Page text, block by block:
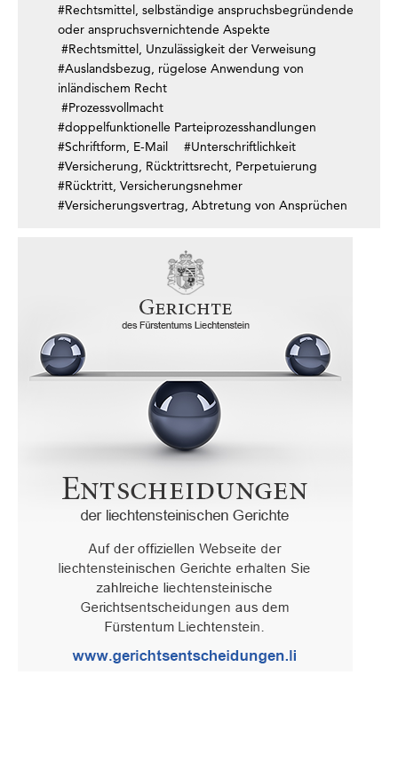
#Rechtsmittel, selbständige anspruchsbegründende
oder anspruchsvernichtende Aspekte
#Rechtsmittel, Unzulässigkeit der Verweisung
#Auslandsbezug, rügelose Anwendung von
inländischem Recht
#Prozessvollmacht
#doppelfunktionelle Parteiprozesshandlungen
#Schriftform, E-Mail
#Unterschriftlichkeit
#Versicherung, Rücktrittsrecht, Perpetuierung
#Rücktritt, Versicherungsnehmer
#Versicherungsvertrag, Abtretung von Ansprüchen